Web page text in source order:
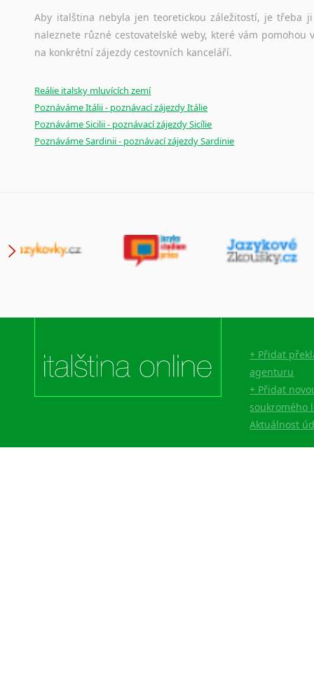
Aby italština nebyla jen teoretickou záležitostí, je třeba
naleznete různé cestovatelské weby, které vám
na konkrétní zájezdy cestovních kanceláří.
Reálie italsky mluvících zemí
Poznáváme Itálii - poznávací zájezdy Itálie
Poznáváme Sicilii - poznávací zájezdy Sicílie
Poznáváme Sardinii - poznávací zájezdy Sardinie
+ Přidat
agenturu
+ Přidat
soukromého
Aktuálnost